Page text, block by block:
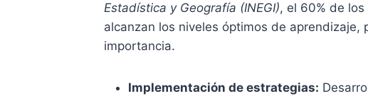
Estadística y Geografía (INEGI), el 60% de
alcanzan los niveles óptimos de aprendizaje,
importancia.
Implementación de estrategias: